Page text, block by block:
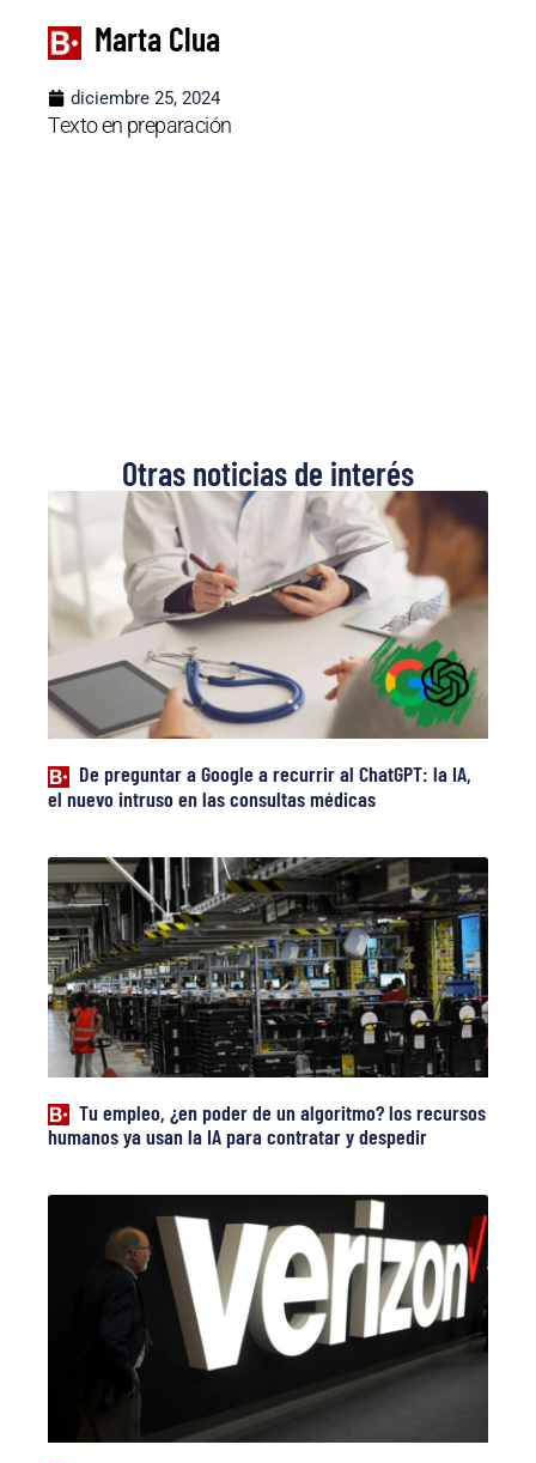
Marta Clua
diciembre 25, 2024
Texto en preparación
Otras noticias de interés
De preguntar a Google a recurrir al ChatGPT: la IA,
el nuevo intruso en las consultas médicas
Tu empleo, ¿en poder de un algoritmo? los recursos
humanos ya usan la IA para contratar y despedir